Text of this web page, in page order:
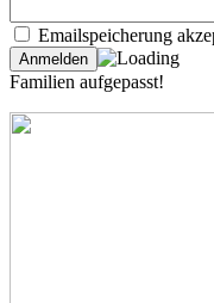
Emailspeicherung
Familien aufgepasst!